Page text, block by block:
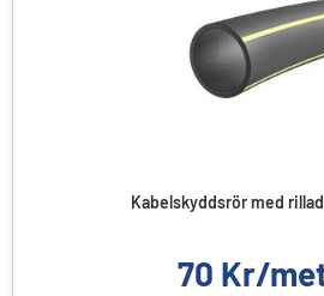
Kabelskyddsrör med
70 Kr/